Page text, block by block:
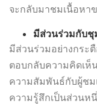
จะกลับมาชมเนื้อหา
มีส่วนร่วมกับ
มีส่วนร่วมอย่างกระ
ตอบกลับความคิดเห็
ความสัมพันธ์กับผู้ชม
ความรู้สึกเป็นส่วนห